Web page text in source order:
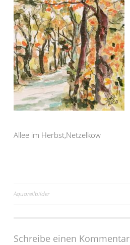
Allee im Herbst,Netzelkow
Aquarellbilder
Schreibe einen Kommentar